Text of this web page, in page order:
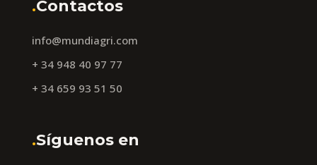
.Contactos
info@mundiagri.com
+ 34 948 40 97 77
+ 34 659 93 51 50
.Síguenos en